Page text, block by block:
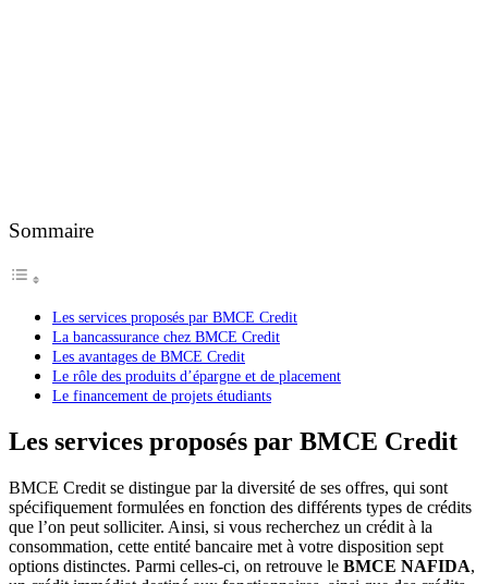
Sommaire
Les services proposés par BMCE Credit
La bancassurance chez BMCE Credit
Les avantages de BMCE Credit
Le rôle des produits d’épargne et de placement
Le financement de projets étudiants
Les services proposés par BMCE Credit
BMCE Credit se distingue par la diversité de ses offres, qui sont
spécifiquement formulées en fonction des différents types de crédits
que l’on peut solliciter. Ainsi, si vous recherchez un crédit à la
consommation, cette entité bancaire met à votre disposition sept
options distinctes. Parmi celles-ci, on retrouve le BMCE NAFIDA,